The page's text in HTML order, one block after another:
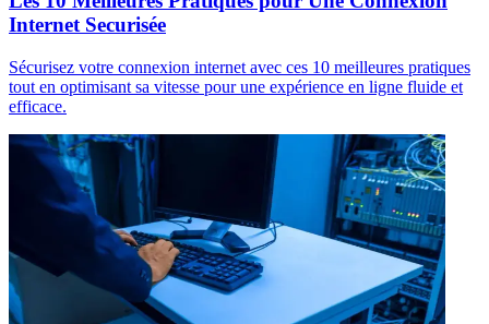
Internet Securisée
Sécurisez votre connexion internet avec ces 10 meilleures pratiques
tout en optimisant sa vitesse pour une expérience en ligne fluide et
efficace.